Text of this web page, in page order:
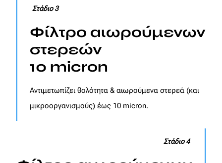
Στάδιο 3
Φίλτρο αιωρούμενων
στερεών
10 micron
Αντιμετωπίζει θολότητα & αιωρούμενα στερεά (και
μικροοργανισμούς) έως 10 micron.
Στάδιο 4